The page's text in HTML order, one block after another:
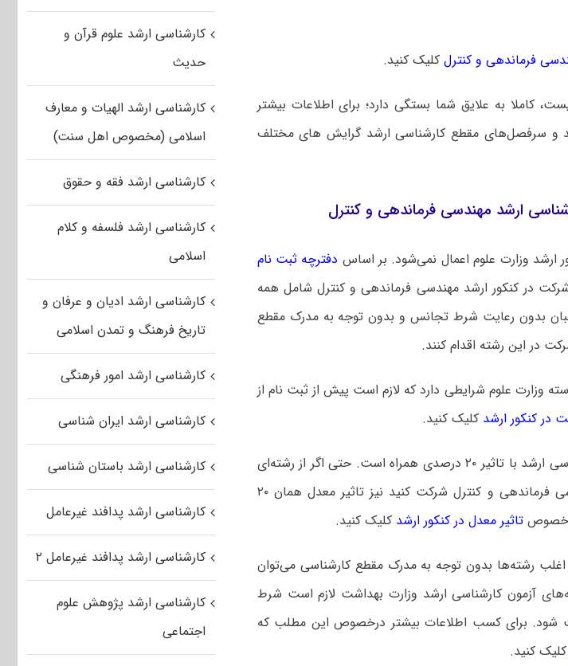
فرماندهی و کنترلکلیک کنید.
کاملا به علایق شما بستگی دارد؛ برای اطلاعات بیشتر
و سرفصل‌های مقطع کارشناسی ارشد گرایش های مختلف
ارشد مهندسی فرماندهی و کنترل
ارشد وزارت علوم اعمال نمی‌شود. بر اساس دفترچه ثبت نام
در کنکور ارشد مهندسی فرماندهی و کنترل شامل همه
بدون رعایت شرط تجانس و بدون توجه به مدرک مقطع
در این رشته اقدام کنند.
وزارت علوم شرایطی دارد که لازم است پیش از ثبت نام از
در کنکور ارشد کلیک کنید.
قابل توجه است که معدل در آزمون کارشناسی ارشد با تاثیر ۲۰ درصدی همراه است. حتی اگر از رشته‌ای
غیرمرتبط در کنکور کارشناسی ارشد مهندسی فرماندهی و کنترل شرکت کنید نیز تاثیر معدل همان ۲۰
تاثیر معدل در کنکور ارشد کلیک کنید.
اغلب رشته‌ها بدون توجه به مدرک مقطع کارشناسی می‌توان
آزمون کارشناسی ارشد وزارت بهداشت لازم است شرط
شود. برای کسب اطلاعات بیشتر درخصوص این مطلب که
کلیک کنید.
کارشناسی ارشد علوم قرآن و
حدیث
کارشناسی ارشد الهیات و معارف
اسلامی (مخصوص اهل سنت)
کارشناسی ارشد فقه و حقوق
کارشناسی ارشد فلسفه و کلام
اسلامی
کارشناسی ارشد ادیان و عرفان و
تاریخ فرهنگ و تمدن اسلامی
کارشناسی ارشد امور فرهنگی
کارشناسی ارشد ایران شناسی
کارشناسی ارشد باستان شناسی
کارشناسی ارشد پدافند غیرعامل
کارشناسی ارشد پدافند غیرعامل ۲
کارشناسی ارشد پژوهش علوم
اجتماعی